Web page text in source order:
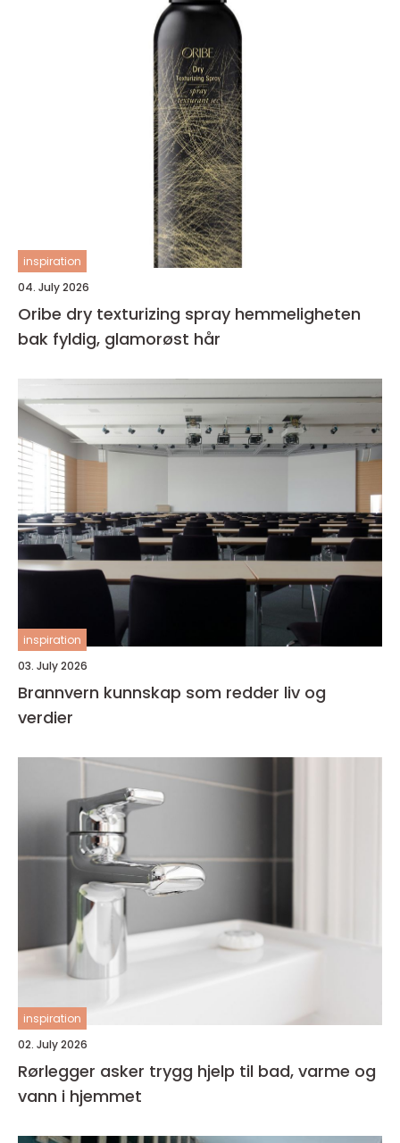
inspiration
04. July 2026
Oribe dry texturizing spray hemmeligheten
bak fyldig, glamorøst hår
inspiration
03. July 2026
Brannvern kunnskap som redder liv og
verdier
inspiration
02. July 2026
Rørlegger asker trygg hjelp til bad, varme og
vann i hjemmet